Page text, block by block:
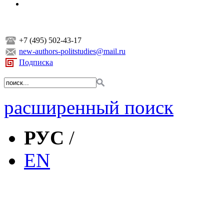
+7 (495) 502-43-17
new-authors-politstudies@mail.ru
Подписка
расширенный поиск
РУС /
EN